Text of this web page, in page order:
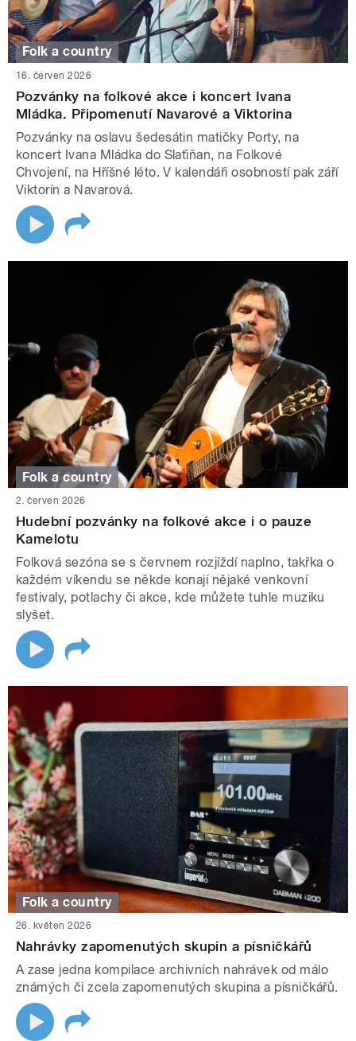
Folk a country
16. červen 2026
Pozvánky na folkové akce i koncert Ivana
Mládka. Připomenutí Navarové a Viktorina
Pozvánky na oslavu šedesátin matičky Porty, na
koncert Ivana Mládka do Slaťiňan, na Folkové
Chvojení, na Hříšné léto. V kalendáři osobností pak září
Viktorín a Navarová.
Folk a country
2. červen 2026
Hudební pozvánky na folkové akce i o pauze
Kamelotu
Folková sezóna se s červnem rozjíždí naplno, takřka o
každém víkendu se někde konají nějaké venkovní
festivaly, potlachy či akce, kde můžete tuhle muziku
slyšet.
Folk a country
26. květen 2026
Nahrávky zapomenutých skupin a písničkářů
A zase jedna kompilace archivních nahrávek od málo
známých či zcela zapomenutých skupina a písničkářů.